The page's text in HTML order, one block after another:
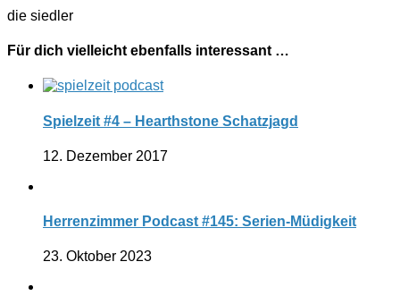
die siedler
Für dich vielleicht ebenfalls interessant …
Spielzeit #4 – Hearthstone Schatzjagd
12. Dezember 2017
Herrenzimmer Podcast #145: Serien-Müdigkeit
23. Oktober 2023